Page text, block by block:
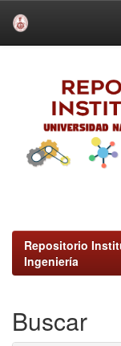
Repositorio
Ingeniería
Buscar